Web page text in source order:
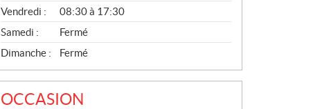
Vendredi :
08:30 à 17:30
Samedi :
Fermé
Dimanche :
Fermé
OCCASION